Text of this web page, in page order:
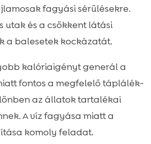
fagyási sérülésekre.
utak és a csökkent látási
a balesetek kockázatát.
kalóriaigényt generál a
fontos a megfelelő táplálék-
az állatok tartalékai
A víz fagyása miatt a
komoly feladat.